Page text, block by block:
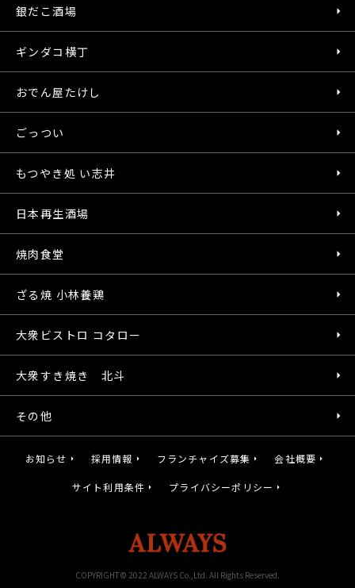
銀だこ酒場
ギンダコ横丁
おでん屋たけし
ごっつい
もつやき処 い志井
日本再生酒場
焼肉食堂
ざる焼 小林養鶏
大衆ビストロ コタロー
大衆すき焼き 北斗
その他
お知らせ 採用情報 フランチャイズ募集 会社概要
サイト利用条件 プライバシーポリシー
COPYRIGHT© 2022 ALWAYS Co.,Ltd. All Rights Reserved.